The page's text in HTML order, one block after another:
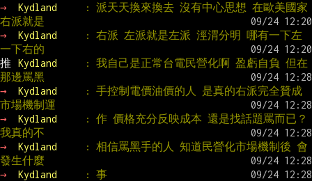
→
Kydland
: 派天天換來換去 沒有中心思想 在歐美國家
右派就是
→
Kydland
: 右派 左派就是左派 涇渭分明 哪有一下左
一下右的
推
Kydland
: 我自己是正常台電民營化啊 盈虧自負 但在
那邊罵黑
→
Kydland
: 手控制電價油價的人 是真的右派完全贊成
市場機制運
→
Kydland
: 作 價格充分反映成本 還是找話題罵而已？
我真的不
→
Kydland
: 相信罵黑手的人 知道民營化市場機制後 會
發生什麼
→
Kydland
: 事